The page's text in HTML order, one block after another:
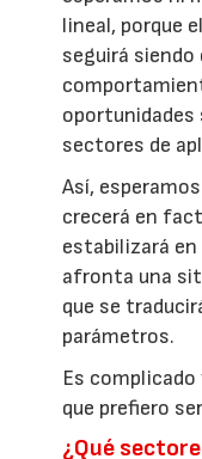
lineal, porque
seguirá
oportunidades
sectores de
Así,
crecerá en
estabilizará
afronta una
que se
parámetros.
Es complicado
que prefiero
¿Qué